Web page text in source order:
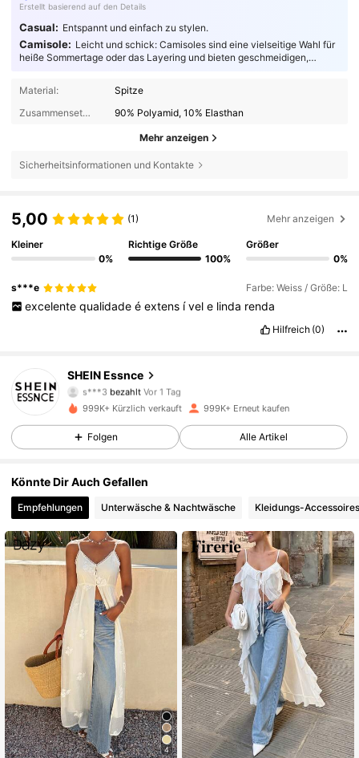
Erstellt basierend auf den Details
Casual: Entspannt und einfach zu stylen.
Camisole: Leicht und schick: Camisoles sind eine vielseitige Wahl für
heiße Sommertage oder das Layering und bieten geschmeidigen,
Material:
Spitze
Zusammensetzung:
90% Polyamid, 10% Elasthan
Mehr anzeigen
Sicherheitsinformationen und Kontakte
5,00 (1) Mehr anzeigen
Kleiner
0%
Richtige Größe
100%
Größer
0%
s***e Farbe: Weiss / Größe: L
excelente qualidade é extens ível e linda renda
Hilfreich (0)
SHEIN Essnce
4,85
901K Follower
s***3 bezahlt Vor 1 Tag
gefolgt
4,85 901K Follower
4,85 901K Follower
4,85 901K Follower
4,85 901K Follower
4,85 901K Follower
4,85 901K Follower
4,85 901K Follower
999K+ Kürzlich verkauft 999K+ Erneut kaufen
Folgen Alle Artikel
Könnte Dir Auch Gefallen
Empfehlungen Unterwäsche & Nachtwäsche Kleidungs-Accessoires
4